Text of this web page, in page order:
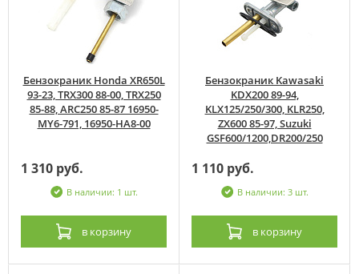
Бензокраник Honda XR650L
93-23, TRX300 88-00, TRX250
85-88, ARC250 85-87 16950-
MY6-791, 16950-HA8-00
1 310 руб.
В наличии: 1 шт.
в корзину
Бензокраник Kawasaki
KDX200 89-94,
KLX125/250/300, KLR250,
ZX600 85-97, Suzuki
GSF600/1200,DR200/250
1 110 руб.
В наличии: 3 шт.
в корзину